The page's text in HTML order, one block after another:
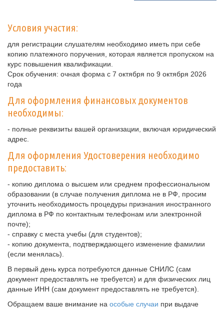
Условия участия:
для регистрации слушателям необходимо иметь при себе
копию платежного поручения, которая является пропуском на
курс повышения квалификации.
Срок обучения: очная форма с 7 октября по 9 октября 2026
года
Для оформления финансовых документов
необходимы:
- полные реквизиты вашей организации, включая юридический
адрес.
Для оформления Удостоверения необходимо
предоставить:
- копию диплома о высшем или среднем профессиональном
образовании (в случае получения диплома не в РФ, просим
уточнить необходимость процедуры признания иностранного
диплома в РФ по контактным телефонам или электронной
почте);
- справку с места учебы (для студентов);
- копию документа, подтверждающего изменение фамилии
(если менялась).
В первый день курса потребуются данные СНИЛС (сам
документ предоставлять не требуется) и для физических лиц
данные ИНН (сам документ предоставлять не требуется).
Обращаем ваше внимание на особые случаи при выдаче